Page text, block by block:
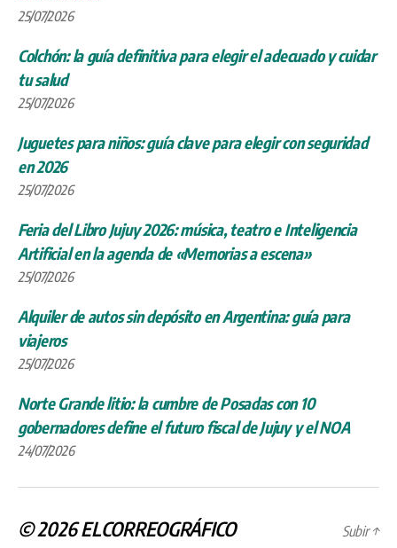
25/07/2026
Colchón: la guía definitiva para elegir el adecuado y cuidar
tu salud
25/07/2026
Juguetes para niños: guía clave para elegir con seguridad
en 2026
25/07/2026
Feria del Libro Jujuy 2026: música, teatro e Inteligencia
Artificial en la agenda de «Memorias a escena»
25/07/2026
Alquiler de autos sin depósito en Argentina: guía para
viajeros
25/07/2026
Norte Grande litio: la cumbre de Posadas con 10
gobernadores define el futuro fiscal de Jujuy y el NOA
24/07/2026
© 2026ELCORREOGRÁFICO Subir↑